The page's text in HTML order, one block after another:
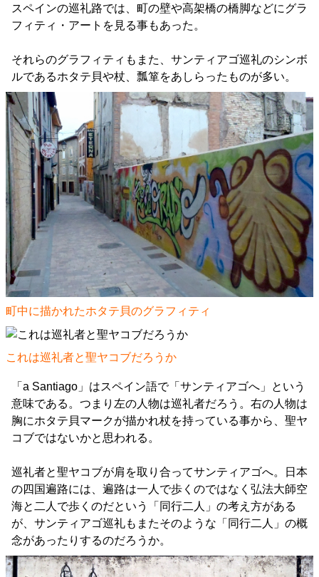
スペインの巡礼路では、町の壁や高架橋の橋脚などにグラ
フィティ・アートを見る事もあった。
それらのグラフィティもまた、サンティアゴ巡礼のシンボ
ルであるホタテ貝や杖、瓢箪をあしらったものが多い。
町中に描かれたホタテ貝のグラフィティ
これは巡礼者と聖ヤコブだろうか
「a Santiago」はスペイン語で「サンティアゴへ」という
意味である。つまり左の人物は巡礼者だろう。右の人物は
胸にホタテ貝マークが描かれ杖を持っている事から、聖ヤ
コブではないかと思われる。
巡礼者と聖ヤコブが肩を取り合ってサンティアゴへ。日本
の四国遍路には、遍路は一人で歩くのではなく弘法大師空
海と二人で歩くのだという「同行二人」の考え方がある
が、サンティアゴ巡礼もまたそのような「同行二人」の概
念があったりするのだろうか。